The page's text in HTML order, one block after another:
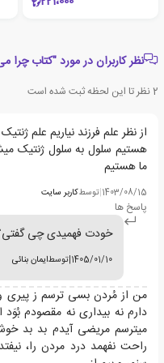
نظر کاربران در مورد "کتاب چرا
2نظر تا این لحظه ثبت شده است
از نظر علم فرزند نیاریم علم
هستیم سلول به سلول ژنتیک
ما هستیم
1403/08/15
|توسطکاربر سایت
پاسخ ها
خودت فهمیدی چی
1405/01/10
|توسطایمان بنائی
من از مُردن بسی ترسم ز پیری
دارم نه بیداری نه مقصودم
میترسم مریضی آیدم بد بد
راحت نفهمد درد مردن را،